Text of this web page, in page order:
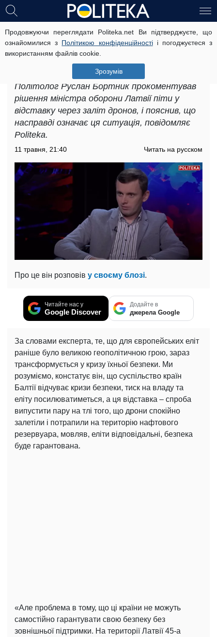
Продовжуючи переглядати Politeka.net Ви підтверджуєте, що
ознайомилися з Політикою конфіденційностіі погоджуєтеся з
використанням файлів cookie.
Зрозумів
Заліт дронів у Латвію: експерт
Руслан Бортник оцінив реальну
готовність країн Балтії відбивати
Політолог Руслан Бортник прокоментував
рішення міністра оборони Латвії піти у
відставку через заліт дронов, і пояснив, що
насправді означає ця ситуація, повідомляє
Politeka.
11 травня, 21:40 Читать на русском
Про це він розповів у своєму блозі.
Читайте нас у
Google Discover
Додайте в
джерела Google
За словами експерта, те, що для європейських еліт
раніше було великою геополітичною грою, зараз
трансформується у кризу їхньої безпеки. Ми
розуміємо, констатує він, що суспільство країн
Балтії відчуває кризи безпеки, тиск на владу та
еліту посилюватиметься, а ця відставка – спроба
випустити пару на тлі того, що дрони спокійно
залетіли і потрапили на територію нафтового
резервуара, мовляв, еліти відповідальні, безпека
буде гарантована.
«Але проблема в тому, що ці країни не можуть
самостійно гарантувати свою безпеку без
зовнішньої підтримки. На території Латвії 45-а